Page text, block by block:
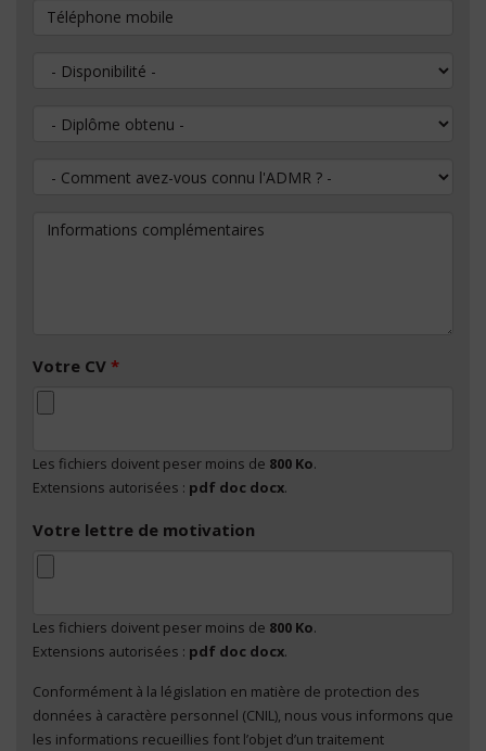
Téléphone mobile
Disponibilité
Diplôme obtenu
Comment avez-vous connu l'ADMR ?
Informations complémentaires
Votre CV *
Les fichiers doivent peser moins de 800 Ko.
Extensions autorisées : pdf doc docx.
Votre lettre de motivation
Les fichiers doivent peser moins de 800 Ko.
Extensions autorisées : pdf doc docx.
En cliquant sur "Envoyer", je consens au traitement
de mes données à caractère personnel *
Conformément à la législation en matière de protection des
données à caractère personnel (CNIL), nous vous informons que
les informations recueillies font l’objet d’un traitement